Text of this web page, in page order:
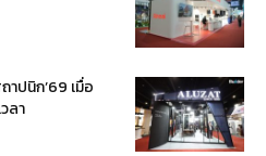
าปนิก’69 เมื่อ
ลา